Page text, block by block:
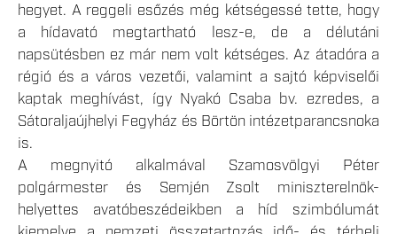
hegyet. A reggeli esőzés még kétségessé tette, hogy
a hídavató megtartható lesz-e, de a délutáni
napsütésben ez már nem volt kétséges. Az átadóra a
régió és a város vezetői, valamint a sajtó képviselői
kaptak meghívást, így Nyakó Csaba bv. ezredes, a
Sátoraljaújhelyi Fegyház és Börtön intézetparancsnoka
is.
A megnyitó alkalmával Szamosvölgyi Péter
polgármester és Semjén Zsolt miniszterelnök-
helyettes avatóbeszédeikben a híd szimbólumát